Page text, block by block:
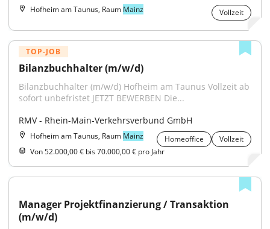
Hofheim am Taunus, Raum Mainz Vollzeit
TOP-JOB
Bilanzbuchhalter (m/w/d)
Bilanzbuchhalter (m/w/d) Hofheim am Taunus Vollzeit ab
sofort unbefristet JETZT BEWERBEN Die...
RMV - Rhein-Main-Verkehrsverbund GmbH
Hofheim am Taunus, Raum Mainz Homeoffice
Vollzeit
Von 52.000,00 € bis 70.000,00 € pro Jahr
Manager Projektfinanzierung / Transaktion
(m/w/d)